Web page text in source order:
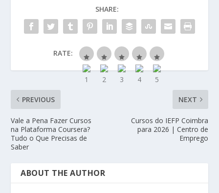
SHARE:
RATE:
PREVIOUS
Vale a Pena Fazer Cursos
na Plataforma Coursera?
Tudo o Que Precisas de
Saber
NEXT
Cursos do IEFP Coimbra
para 2026 | Centro de
Emprego
ABOUT THE AUTHOR